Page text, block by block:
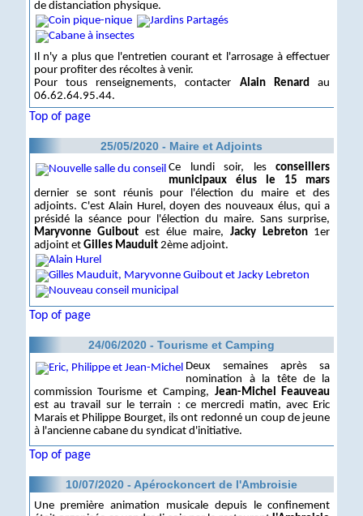
de distanciation physique.
Il n'y a plus que l'entretien courant et l'arrosage à effectuer
pour profiter des récoltes à venir.
Pour tous renseignements, contacter Alain Renard au
06.62.64.95.44.
Top of page
25/05/2020 - Maire et Adjoints
Ce lundi soir, lesconseillers
municipaux élus le 15 mars
dernier se sont réunis pour l'élection du maire et des
adjoints. C'est Alain Hurel, doyen des nouveaux élus, qui a
présidé la séance pour l'élection du maire. Sans surprise,
Maryvonne Guibout est élue maire, Jacky Lebreton1er
adjoint et Gilles Mauduit2ème adjoint.
Top of page
24/06/2020 - Tourisme et Camping
Deux semaines après sa
nomination à la tête de la
commission Tourisme et Camping, Jean-Michel Feauveau
est au travail sur le terrain : ce mercredi matin, avec Eric
Marais et Philippe Bourget, ils ont redonné un coup de jeune
à l'ancienne cabane du syndicat d'initiative.
Top of page
10/07/2020 - Apérockoncert de l'Ambroisie
Une première animation musicale depuis le confinement